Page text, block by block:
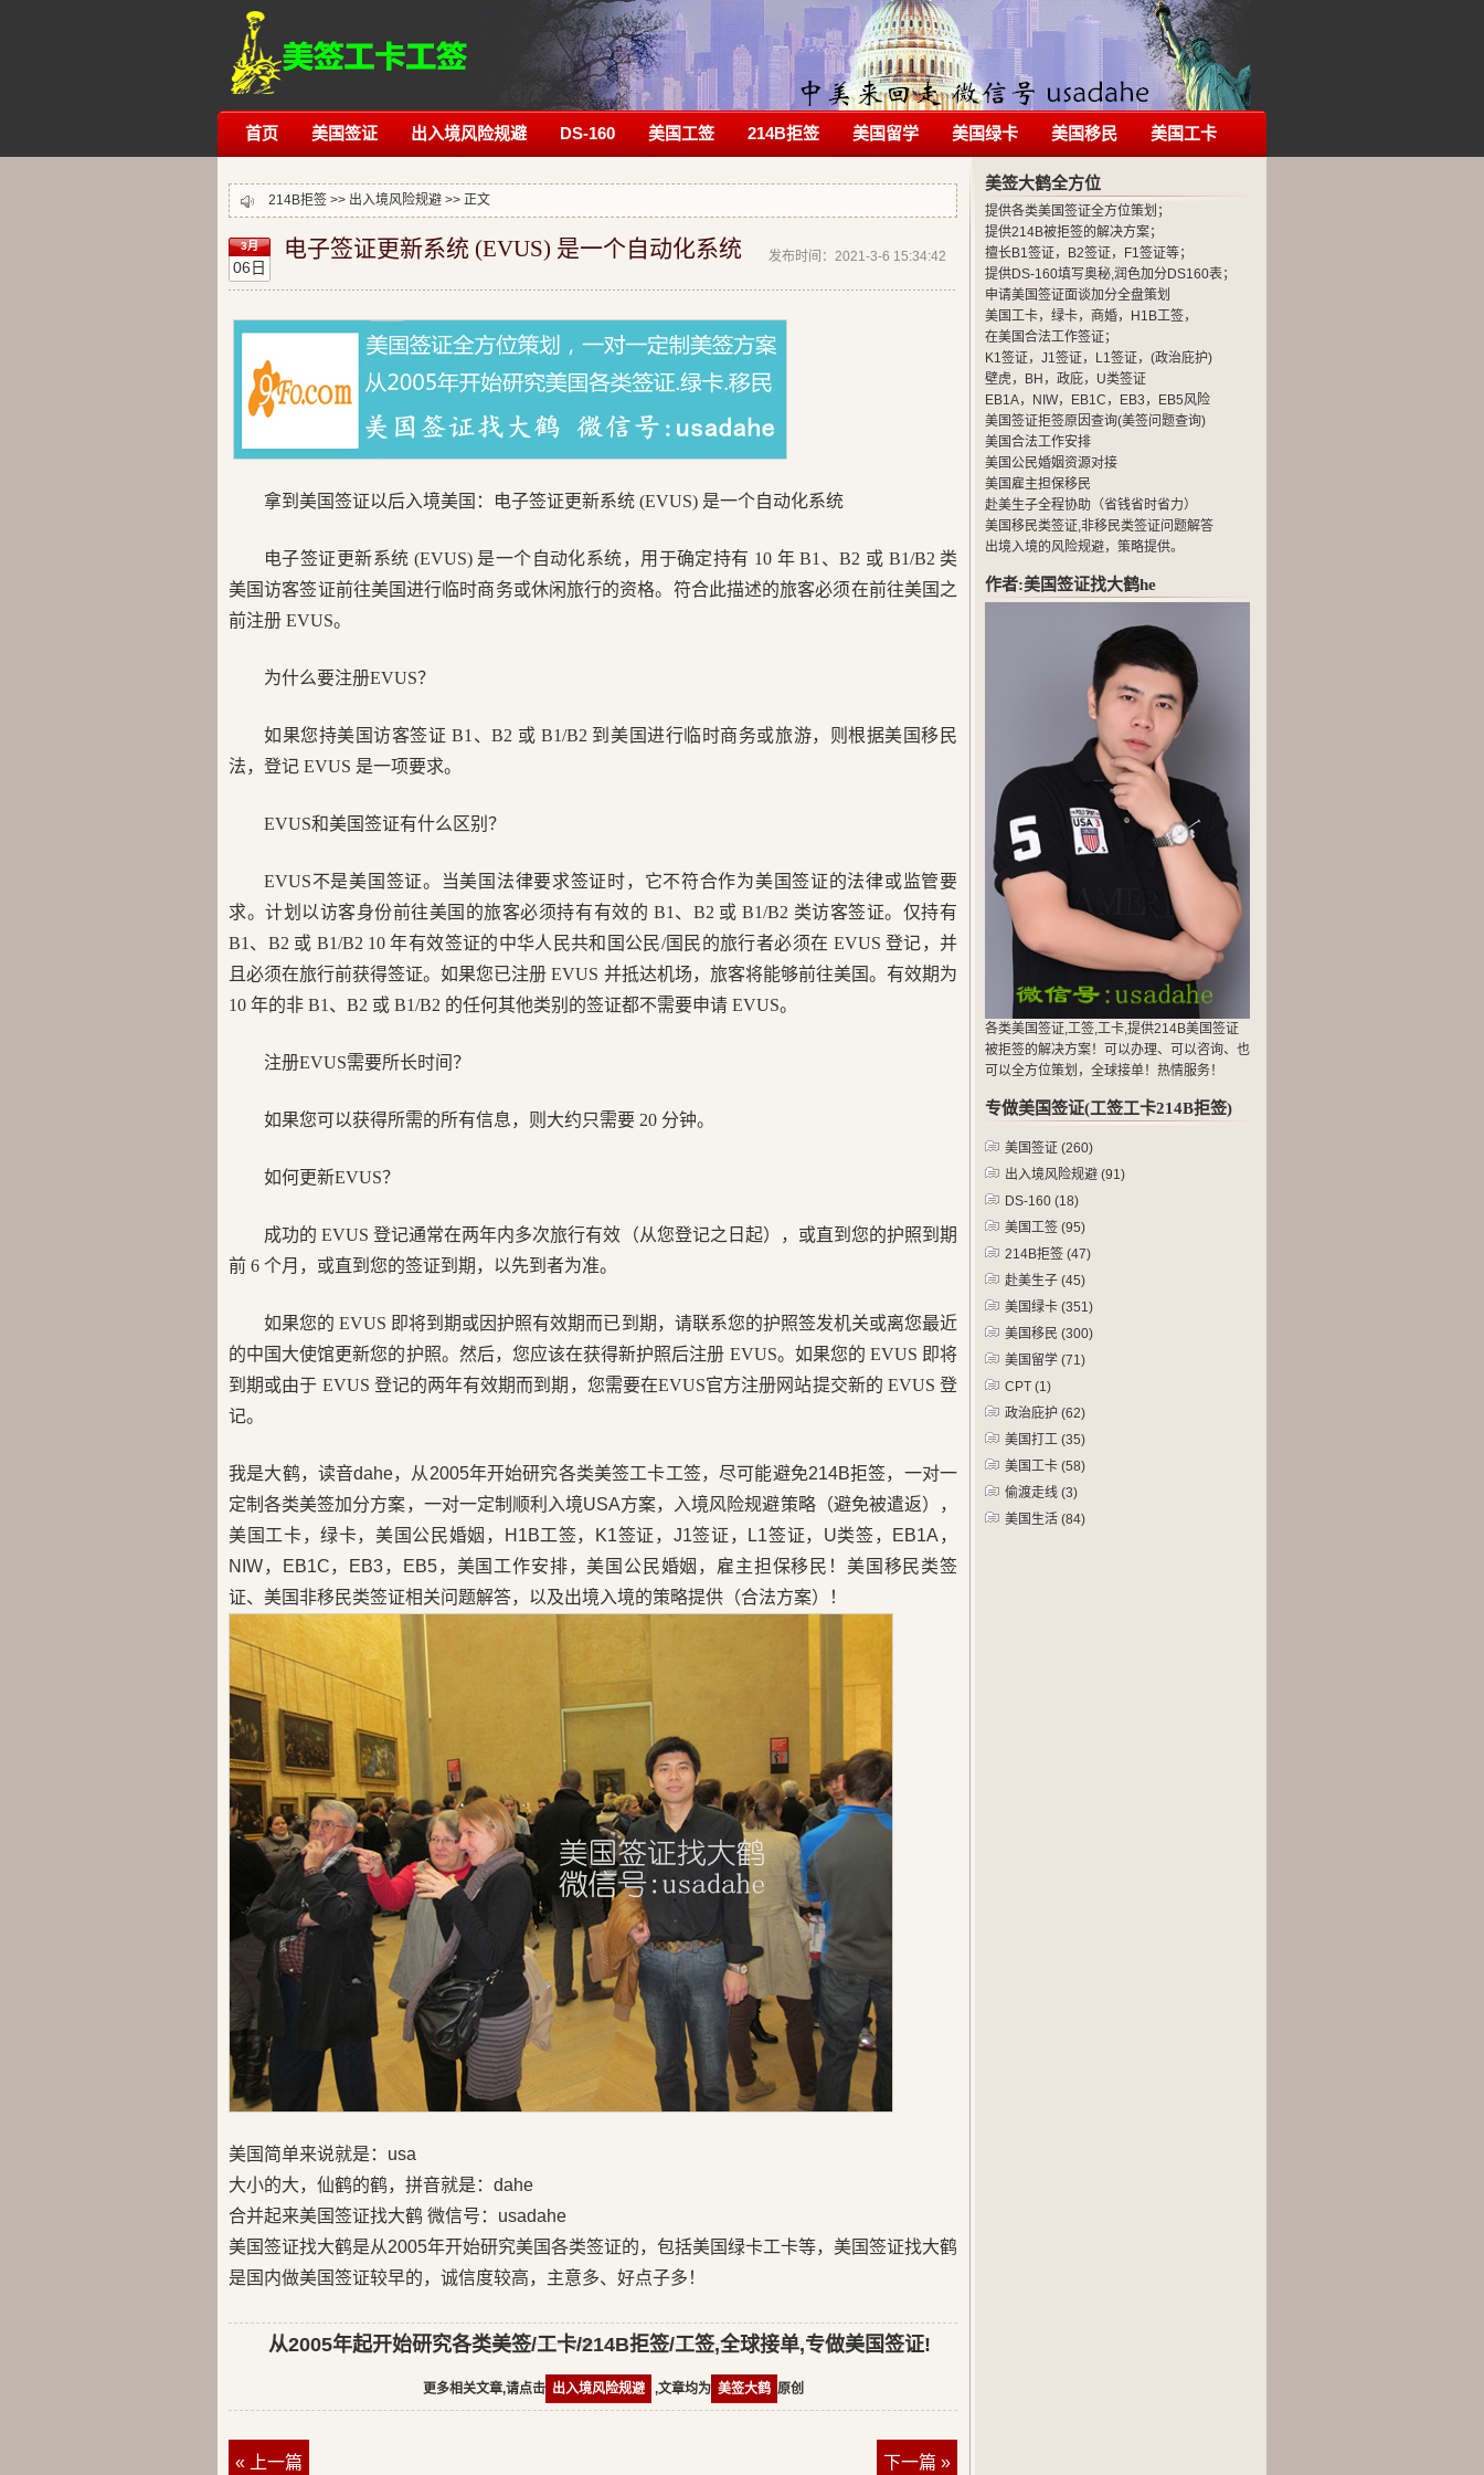
首页 美国签证 出入境风险规避 DS-160 美国工签 214B拒签 美国留学 美国绿卡 美国移民 美国工卡
214B拒签 >> 出入境风险规避 >> 正文
3月
06日
发布时间：2021-3-6 15:34:42
电子签证更新系统 (EVUS) 是一个自动化系统
拿到美国签证以后入境美国：电子签证更新系统 (EVUS) 是一个自动化系统
电子签证更新系统 (EVUS) 是一个自动化系统，用于确定持有 10 年 B1、B2 或 B1/B2 类
美国访客签证前往美国进行临时商务或休闲旅行的资格。符合此描述的旅客必须在前往美国之
前注册 EVUS。
为什么要注册EVUS？
如果您持美国访客签证 B1、B2 或 B1/B2 到美国进行临时商务或旅游，则根据美国移民
法，登记 EVUS 是一项要求。
EVUS和美国签证有什么区别？
EVUS不是美国签证。当美国法律要求签证时，它不符合作为美国签证的法律或监管要
求。计划以访客身份前往美国的旅客必须持有有效的 B1、B2 或 B1/B2 类访客签证。仅持有
B1、B2 或 B1/B2 10 年有效签证的中华人民共和国公民/国民的旅行者必须在 EVUS 登记，并
且必须在旅行前获得签证。如果您已注册 EVUS 并抵达机场，旅客将能够前往美国。有效期为
10 年的非 B1、B2 或 B1/B2 的任何其他类别的签证都不需要申请 EVUS。
注册EVUS需要所长时间？
如果您可以获得所需的所有信息，则大约只需要 20 分钟。
如何更新EVUS？
成功的 EVUS 登记通常在两年内多次旅行有效（从您登记之日起），或直到您的护照到期
前 6 个月，或直到您的签证到期，以先到者为准。
如果您的 EVUS 即将到期或因护照有效期而已到期，请联系您的护照签发机关或离您最近
的中国大使馆更新您的护照。然后，您应该在获得新护照后注册 EVUS。如果您的 EVUS 即将
到期或由于 EVUS 登记的两年有效期而到期，您需要在EVUS官方注册网站提交新的 EVUS 登
记。
我是大鹤，读音dahe，从2005年开始研究各类美签工卡工签，尽可能避免214B拒签，一对一
定制各类美签加分方案，一对一定制顺利入境USA方案，入境风险规避策略（避免被遣返），
美国工卡，绿卡，美国公民婚姻，H1B工签，K1签证，J1签证，L1签证，U类签，EB1A，
NIW，EB1C，EB3，EB5，美国工作安排，美国公民婚姻，雇主担保移民！美国移民类签
证、美国非移民类签证相关问题解答，以及出境入境的策略提供（合法方案）！
美国简单来说就是：usa
大小的大，仙鹤的鹤，拼音就是：dahe
合并起来美国签证找大鹤 微信号：usadahe
美国签证找大鹤是从2005年开始研究美国各类签证的，包括美国绿卡工卡等，美国签证找大鹤
是国内做美国签证较早的，诚信度较高，主意多、好点子多！
从2005年起开始研究各类美签/工卡/214B拒签/工签,全球接单,专做美国签证!
更多相关文章,请点击 出入境风险规避 ,文章均为 美签大鹤 原创
« 上一篇 下一篇 »
美签大鹤全方位
提供各类美国签证全方位策划；
提供214B被拒签的解决方案；
擅长B1签证，B2签证，F1签证等；
提供DS-160填写奥秘,润色加分DS160表；
申请美国签证面谈加分全盘策划
美国工卡，绿卡，商婚，H1B工签，
在美国合法工作签证；
K1签证，J1签证，L1签证，(政治庇护)
壁虎，BH，政庇，U类签证
EB1A，NIW，EB1C，EB3，EB5风险
美国签证拒签原因查询(美签问题查询)
美国合法工作安排
美国公民婚姻资源对接
美国雇主担保移民
赴美生子全程协助（省钱省时省力）
美国移民类签证,非移民类签证问题解答
出境入境的风险规避，策略提供。
作者:美国签证找大鹤he
各类美国签证,工签,工卡,提供214B美国签证
被拒签的解决方案！可以办理、可以咨询、也
可以全方位策划，全球接单！热情服务！
专做美国签证(工签工卡214B拒签)
美国签证 (260)
出入境风险规避 (91)
DS-160 (18)
美国工签 (95)
214B拒签 (47)
赴美生子 (45)
美国绿卡 (351)
美国移民 (300)
美国留学 (71)
CPT (1)
政治庇护 (62)
美国打工 (35)
美国工卡 (58)
偷渡走线 (3)
美国生活 (84)